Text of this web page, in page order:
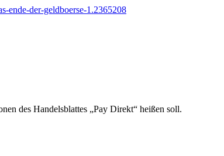
ende-der-geldboerse-1.2365208
des Handelsblattes „Pay Direkt“ heißen soll.